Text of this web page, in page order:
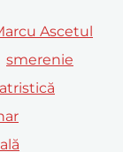
Ascetul
smerenie